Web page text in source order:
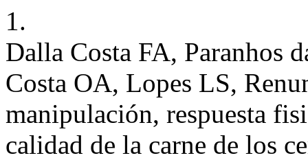
1.
Dalla Costa FA, Paranhos
Costa OA, Lopes LS,
manipulación, respuesta
calidad de la carne de los